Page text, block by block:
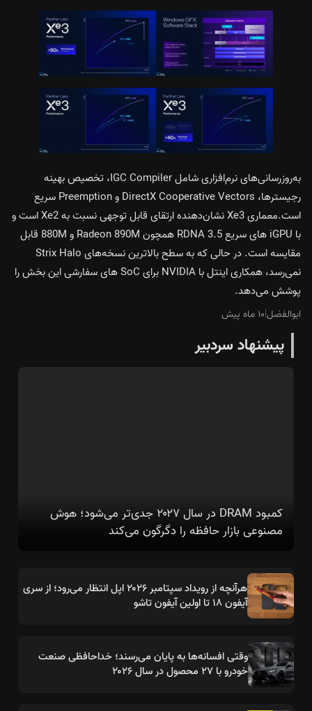
به‌روزرسانی‌های نرم‌افزاری شامل IGC Compiler، تخصیص بهینه
رجیسترها، DirectX Cooperative Vectors و Preemption سریع
است.معماری Xe3 نشان‌دهنده ارتقای قابل توجهی نسبت به Xe2 است و
با iGPU های سریع RDNA 3.5 همچون Radeon 890M و 880M قابل
مقایسه است. در حالی که به سطح بالاترین نسخه‌های Strix Halo
نمی‌رسد، همکاری اینتل با NVIDIA برای SoC های سفارشی این بخش را
پوشش می‌دهد.
ابوالفضل|۱۰ ماه پیش
پیشنهاد سردبیر
کمبود DRAM در سال ۲۰۲۷ جدی‌تر می‌شود؛ هوش
مصنوعی بازار حافظه را دگرگون می‌کند
هرآنچه از رویداد سپتامبر ۲۰۲۶ اپل انتظار می‌رود؛ از سری
آیفون ۱۸ تا اولین آیفون تاشو
وقتی افسانه‌ها به پایان می‌رسند؛ خداحافظی صنعت
خودرو با ۲۷ محصول در سال ۲۰۲۶